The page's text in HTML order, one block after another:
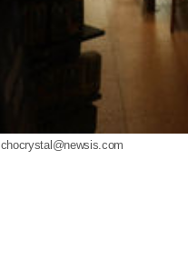
chocrystal@newsis.com